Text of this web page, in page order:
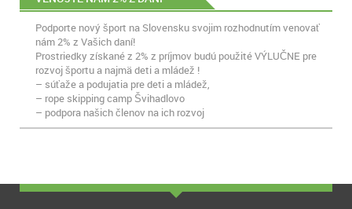
Podporte nový šport na Slovensku svojim rozhodnutím venovať
nám 2% z Vašich daní!
Prostriedky získané z 2% z príjmov budú použité VÝLUČNE pre
rozvoj športu a najmä deti a mládež !
– súťaže a podujatia pre deti a mládež,
– rope skipping camp Švihadlovo
– podpora našich členov na ich rozvoj